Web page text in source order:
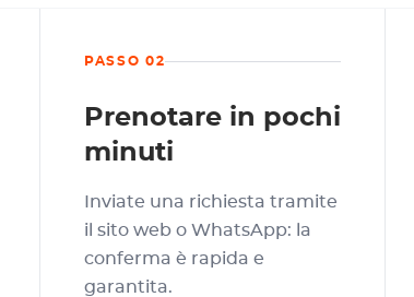
PASSO 02
Prenotare in pochi
minuti
Inviate una richiesta tramite
il sito web o WhatsApp: la
conferma è rapida e
garantita.